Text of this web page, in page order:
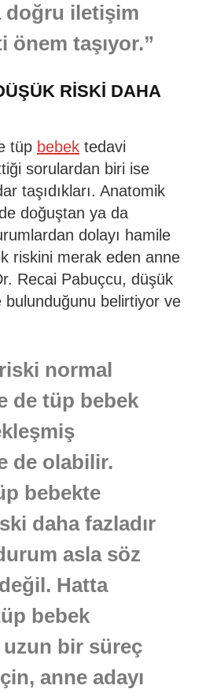
doğru iletişim
önem taşıyor.”
RİSKİ DAHA
tüp bebek tedavi
sorulardan biri ise
taşıdıkları. Anatomik
doğuştan ya da
dolayı hamile
riskini merak eden anne
Recai Pabuçcu, düşük
bulunduğunu belirtiyor ve
normal
de tüp bebek
de olabilir.
bebekte
daha fazladır
asla söz
Hatta
bebek
bir süreç
anne adayı